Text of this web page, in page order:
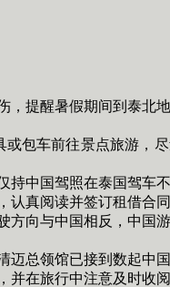
提醒暑假期间到泰北
包车前往景点旅游，
中国驾照在泰国驾车
真阅读并签订租借合同
向与中国相反，中国
总领馆已接到数起中
在旅行中注意及时收